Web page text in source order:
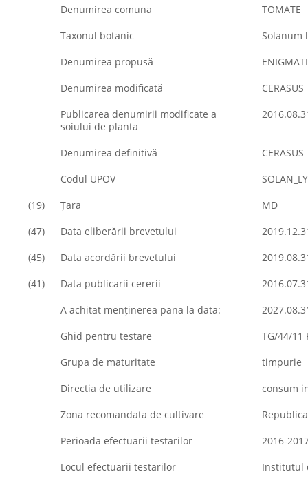
Denumirea comuna
TOMATE
Taxonul botanic
Solanum
Denumirea propusă
Denumirea modificată
CERASUS
Publicarea denumirii modificate a
soiului de planta
Denumirea definitivă
CERASUS
Codul UPOV
(19)
Țara
MD
(47)
Data eliberării brevetului
(45)
Data acordării brevetului
(41)
Data publicarii cererii
A achitat menținerea pana la data:
Ghid pentru testare
TG/44/11
Grupa de maturitate
timpurie
Directia de utilizare
consum
Zona recomandata de cultivare
Perioada efectuarii testarilor
2016-
Locul efectuarii testarilor
Institutul